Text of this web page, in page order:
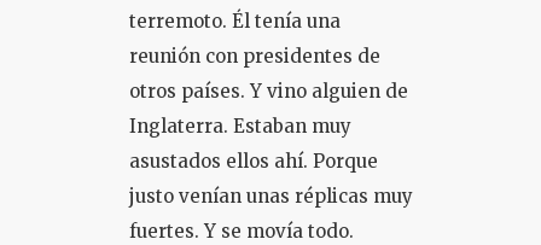
terremoto. Él tenía una
reunión con presidentes de
otros países. Y vino alguien de
Inglaterra. Estaban muy
asustados ellos ahí. Porque
justo venían unas réplicas muy
fuertes. Y se movía todo.